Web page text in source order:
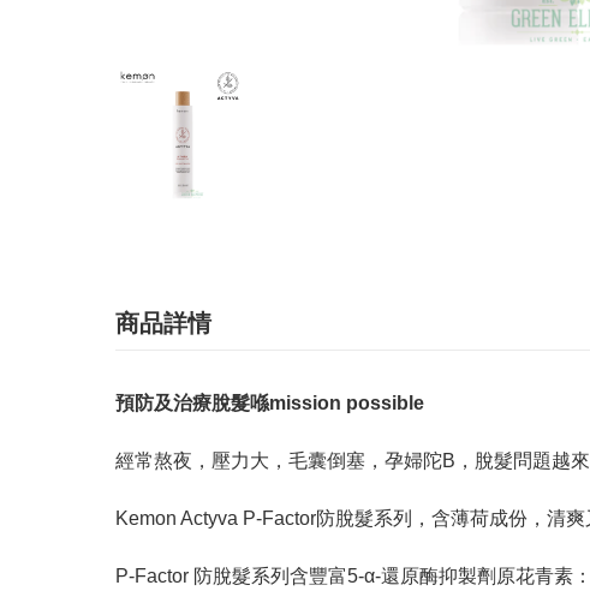
商品詳情
預防及治療脫髮喺mission possible
經常熬夜，壓力大，毛囊倒塞，孕婦陀B，脫髮問題越
Kemon Actyva P-Factor防脫髮系列，含薄荷成份，清
P-Factor 防脫髮系列含豐富5-α-還原酶抑製劑原花青素